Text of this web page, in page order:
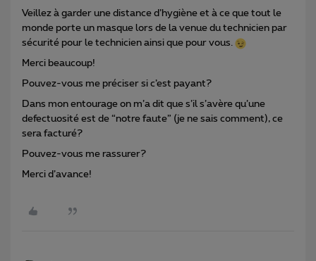
Veillez à garder une distance d’hygiène et à ce que tout le
monde porte un masque lors de la venue du technicien par
sécurité pour le technicien ainsi que pour vous.
Merci beaucoup!
Pouvez-vous me préciser si c’est payant?
Dans mon entourage on m’a dit que s’il s’avère qu’une
defectuosité est de “notre faute” (je ne sais comment), ce
sera facturé?
Pouvez-vous me rassurer?
Merci d’avance!